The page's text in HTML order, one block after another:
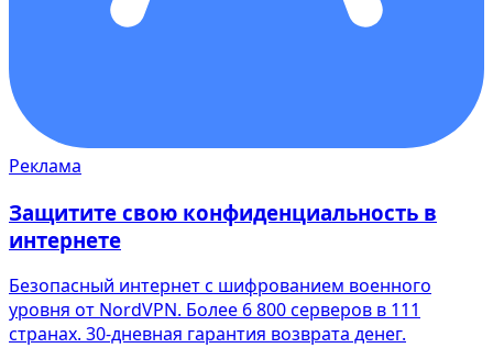
Реклама
Защитите свою конфиденциальность в
интернете
Безопасный интернет с шифрованием военного
уровня от NordVPN. Более 6 800 серверов в 111
странах. 30-дневная гарантия возврата денег.